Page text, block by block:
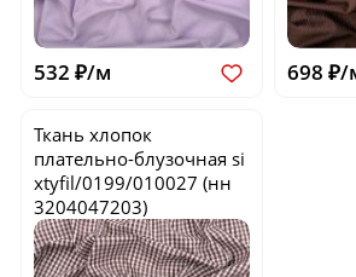
532 ₽/м 698 ₽/
Ткань хлопок
плательно-блузочнаяsi
xtyfil/0199/010027 (нн
3204047203)